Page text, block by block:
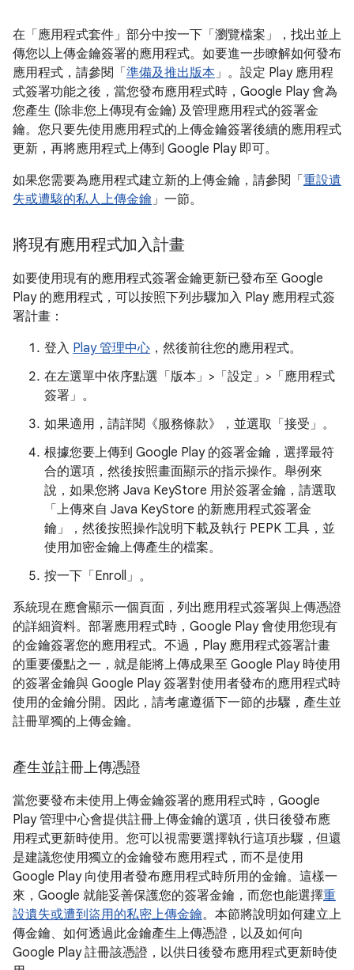
在「應用程式套件」 部分中按一下「瀏覽檔案」
，找出並上
傳您以上傳金鑰簽署的應用程式。如要進一步瞭解如何發布
應用程式，請參閱「 準備及推出版本」。設定 Play 應用程
式簽署功能之後，當您發布應用程式時，Google Play 會為
您產生 (除非您上傳現有金鑰) 及管理應用程式的簽署金
鑰。您只要先使用應用程式的上傳金鑰簽署後續的應用程式
更新，再將應用程式上傳到 Google Play 即可。
如果您需要為應用程式建立新的上傳金鑰，請參閱「 重設遺
失或遭駭的私人上傳金鑰」一節。
將現有應用程式加入計畫
如要使用現有的應用程式簽署金鑰更新已發布至 Google
Play 的應用程式，可以按照下列步驟加入 Play 應用程式簽
署計畫：
登入 Play 管理中心 ，然後前往您的應用程式。
在左選單中依序點選「版本」>「設定」>「應用程式
簽署」 。
如果適用，請詳閱《服務條款》，並選取「接受」 。
根據您要上傳到 Google Play 的簽署金鑰，選擇最符
合的選項，然後按照畫面顯示的指示操作。舉例來
說，如果您將 Java KeyStore 用於簽署金鑰，請選取
「上傳來自 Java KeyStore 的新應用程式簽署金
鑰」
，然後按照操作說明下載及執行 PEPK 工具，並
使用加密金鑰上傳產生的檔案。
按一下「Enroll」 。
系統現在應會顯示一個頁面，列出應用程式簽署與上傳憑證
的詳細資料。部署應用程式時，Google Play 會使用您現有
的金鑰簽署您的應用程式。不過，Play 應用程式簽署計畫
的重要優點之一，就是能將上傳成果至 Google Play 時使用
的簽署金鑰與 Google Play 簽署對使用者發布的應用程式時
使用的金鑰分開。因此，請考慮遵循下一節的步驟，產生並
註冊單獨的上傳金鑰。
產生並註冊上傳憑證
當您要發布未使用上傳金鑰簽署的應用程式時，Google
Play 管理中心會提供註冊上傳金鑰的選項，供日後發布應
用程式更新時使用。您可以視需要選擇執行這項步驟，但還
是建議您使用獨立的金鑰發布應用程式，而不是使用
Google Play 向使用者發布應用程式時所用的金鑰。這樣一
來，Google 就能妥善保護您的簽署金鑰，而您也能選擇重
設遺失或遭到盜用的私密上傳金鑰。本節將說明如何建立上
傳金鑰、如何透過此金鑰產生上傳憑證，以及如何向
Google Play 註冊該憑證，以供日後發布應用程式更新時使